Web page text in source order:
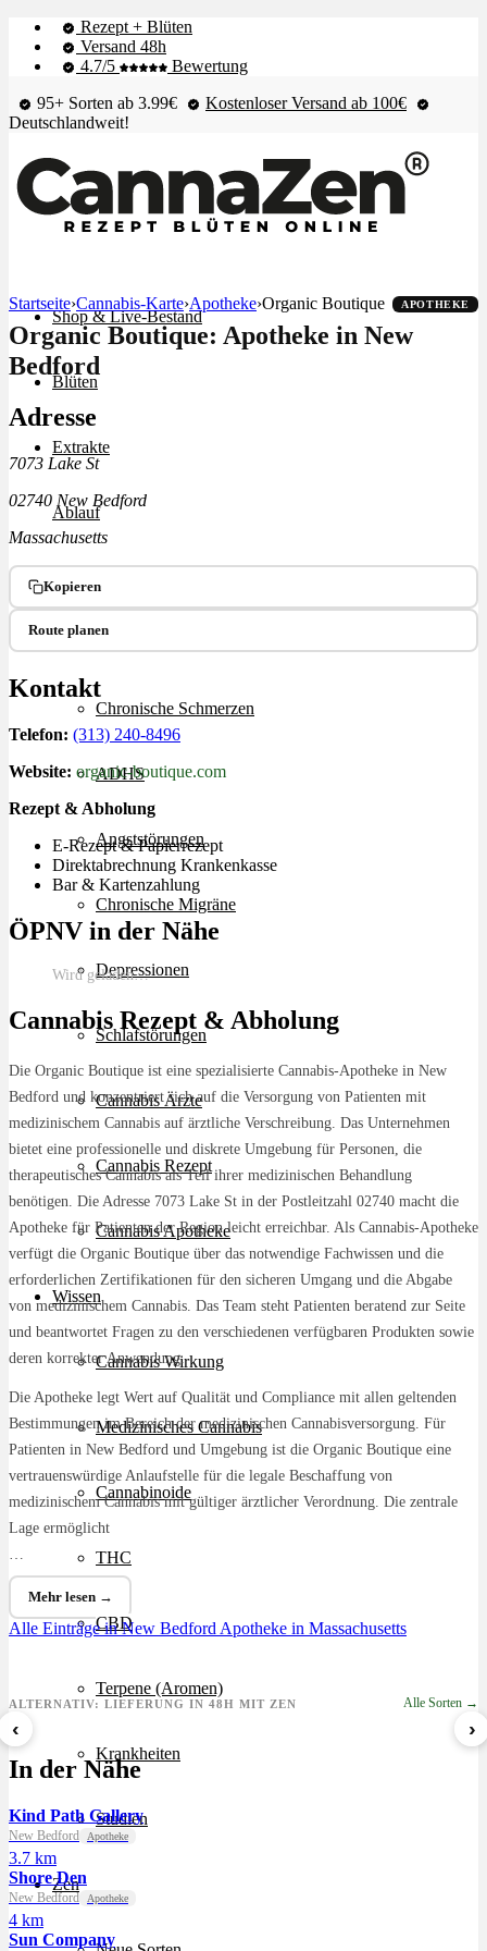
Rezept + Blüten
Versand 48h
4.7/5
Bewertung
95+ Sorten ab 3.99€
Kostenloser Versand ab 100€
Deutschlandweit!
Shop & Live-Bestand
Blüten
Extrakte
Ablauf
Therapien
Chronische Schmerzen
ADHS
Angststörungen
Chronische Migräne
Depressionen
Schlafstörungen
Cannabis Ärzte
Cannabis Rezept
Cannabis Apotheke
Wissen
Cannabis Wirkung
Medizinisches Cannabis
Cannabinoide
THC
CBD
Terpene (Aromen)
Krankheiten
Studien
Zen
Startseite›Cannabis-Karte›Apotheke›Organic Boutique APOTHEKE
Organic Boutique: Apotheke in New
Bedford
Adresse
7073 Lake St
02740 New Bedford
Massachusetts
Kopieren
Route planen
Kontakt
Telefon: (313) 240-8496
Website: organic-boutique.com
Rezept & Abholung
E-Rezept & Papierrezept
Direktabrechnung Krankenkasse
Bar & Kartenzahlung
ÖPNV in der Nähe
Wird geladen…
Cannabis Rezept & Abholung
Die Organic Boutique ist eine spezialisierte Cannabis-Apotheke in New
Bedford und konzentriert sich auf die Versorgung von Patienten mit
medizinischem Cannabis auf ärztliche Verschreibung. Das Unternehmen
bietet eine professionelle und diskrete Umgebung für Personen, die
therapeutisches Cannabis als Teil ihrer medizinischen Behandlung
benötigen. Die Adresse 7073 Lake St in der Postleitzahl 02740 macht die
Apotheke für Patienten der Region leicht erreichbar. Als Cannabis-Apotheke
verfügt die Organic Boutique über das notwendige Fachwissen und die
erforderlichen Zertifikationen für den sicheren Umgang und die Abgabe
von medizinischem Cannabis. Das Team steht Patienten beratend zur Seite
und beantwortet Fragen zu den verschiedenen verfügbaren Produkten sowie
deren korrekter Anwendung.
Die Apotheke legt Wert auf Qualität und Compliance mit allen geltenden
Bestimmungen im Bereich der medizinischen Cannabisversorgung. Für
Patienten in New Bedford und Umgebung ist die Organic Boutique eine
vertrauenswürdige Anlaufstelle für die legale Beschaffung von
medizinischem Cannabis mit gültiger ärztlicher Verordnung. Die zentrale
Lage ermöglicht
…
Mehr lesen →
Alle Einträge in New Bedford Apotheke in Massachusetts
ALTERNATIV: LIEFERUNG IN 48H MIT ZEN Alle Sorten →
‹
8 Ball Kush
ab 7,29 €/g
Grape Galena
›
In der Nähe
Kind Path Gallery
New Bedford Apotheke
3.7 km
Shore Den
New Bedford Apotheke
4 km
Sun Company